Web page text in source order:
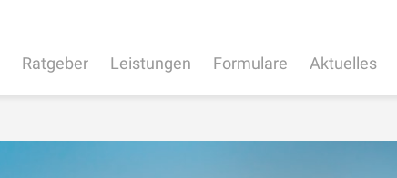
Ratgeber Leistungen Formulare Aktuelles